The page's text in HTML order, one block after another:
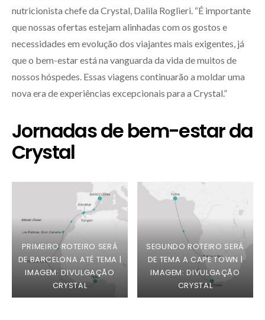
nutricionista chefe da Crystal, Dalila Roglieri. “É importante
que nossas ofertas estejam alinhadas com os gostos e
necessidades em evolução dos viajantes mais exigentes, já
que o bem-estar está na vanguarda da vida de muitos de
nossos hóspedes. Essas viagens continuarão a moldar uma
nova era de experiências excepcionais para a Crystal.”
Jornadas de bem-estar da
Crystal
PRIMEIRO ROTEIRO SERÁ
DE BARCELONA ATÉ TEMA |
IMAGEM: DIVULGAÇÃO
CRYSTAL
SEGUNDO ROTEIRO SERÁ
DE TEMA A CAPE TOWN |
IMAGEM: DIVULGAÇÃO
CRYSTAL